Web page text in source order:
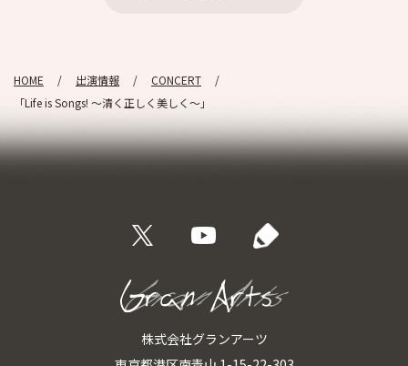
HOME 出演情報
CONCERT
「Life is Songs! ～清く正しく美しく～」
株式会社グランアーツ